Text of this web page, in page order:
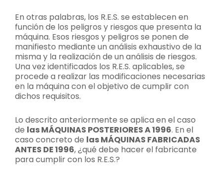
En otras palabras, los R.E.S. se establecen en
función de los peligros y riesgos que presenta la
máquina. Esos riesgos y peligros se ponen de
manifiesto mediante un análisis exhaustivo de la
misma y la realización de un análisis de riesgos.
Una vez identificados los R.E.S. aplicables, se
procede a realizar las modificaciones necesarias
en la máquina con el objetivo de cumplir con
dichos requisitos.
Lo descrito anteriormente se aplica en el caso
de las MÁQUINAS POSTERIORES A 1996. En el
caso concreto de las MÁQUINAS FABRICADAS
ANTES DE 1996, ¿qué debe hacer el fabricante
para cumplir con los R.E.S.?